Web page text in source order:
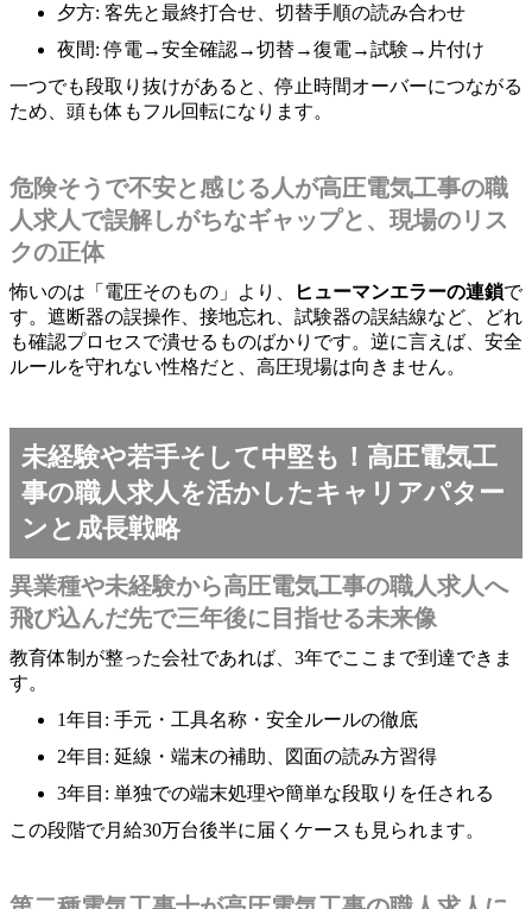
夕方: 客先と最終打合せ、切替手順の読み合わせ
夜間: 停電→安全確認→切替→復電→試験→片付け
一つでも段取り抜けがあると、停止時間オーバーにつながる
ため、頭も体もフル回転になります。
危険そうで不安と感じる人が高圧電気工事の職
人求人で誤解しがちなギャップと、現場のリス
クの正体
怖いのは「電圧そのもの」より、 ヒューマンエラーの連鎖で
す。遮断器の誤操作、接地忘れ、試験器の誤結線など、どれ
も確認プロセスで潰せるものばかりです。逆に言えば、安全
ルールを守れない性格だと、高圧現場は向きません。
未経験や若手そして中堅も！高圧電気工
事の職人求人を活かしたキャリアパター
ンと成長戦略
異業種や未経験から高圧電気工事の職人求人へ
飛び込んだ先で三年後に目指せる未来像
教育体制が整った会社であれば、3年でここまで到達できま
す。
1年目: 手元・工具名称・安全ルールの徹底
2年目: 延線・端末の補助、図面の読み方習得
3年目: 単独での端末処理や簡単な段取りを任される
この段階で月給30万台後半に届くケースも見られます。